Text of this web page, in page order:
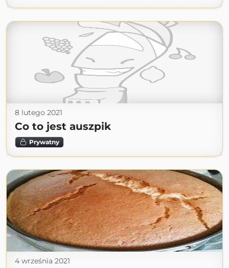
8 lutego 2021
Co to jest auszpik
Prywatny
4 września 2021